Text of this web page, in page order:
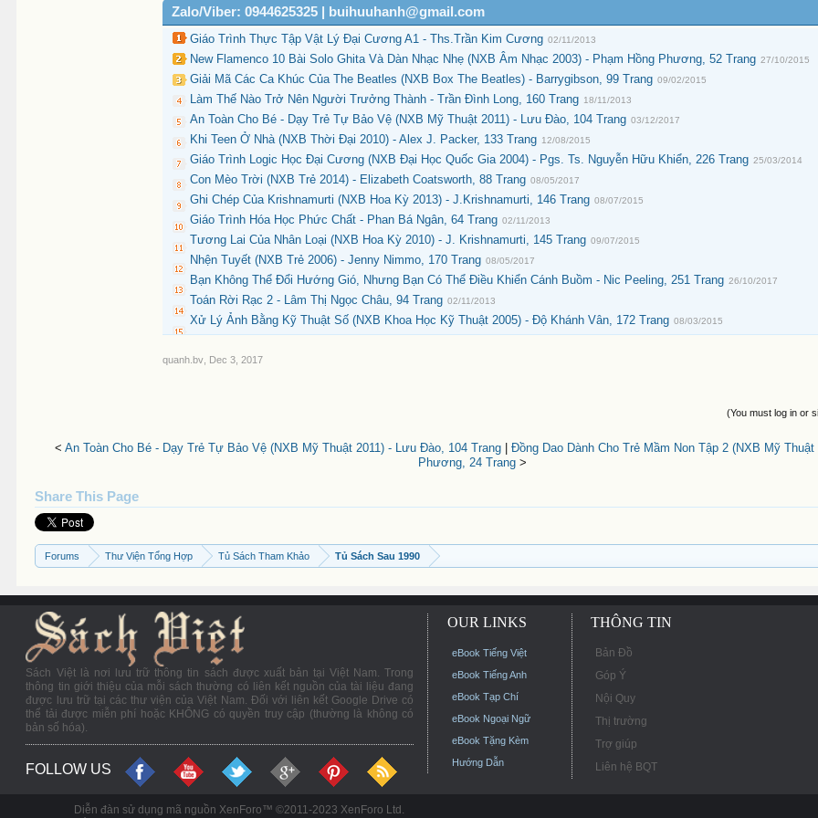
Zalo/Viber: 0944625325 | buihuuhanh@gmail.com
Giáo Trình Thực Tập Vật Lý Đại Cương A1 - Ths.Trần Kim Cương 02/11/2013
New Flamenco 10 Bài Solo Ghita Và Dàn Nhạc Nhẹ (NXB Âm Nhạc 2003) - Phạm Hồng Phương, 52 Trang 27/10/2015
Giải Mã Các Ca Khúc Của The Beatles (NXB Box The Beatles) - Barrygibson, 99 Trang 09/02/2015
Làm Thế Nào Trở Nên Người Trưởng Thành - Trần Đình Long, 160 Trang 18/11/2013
An Toàn Cho Bé - Dạy Trẻ Tự Bảo Vệ (NXB Mỹ Thuật 2011) - Lưu Đào, 104 Trang 03/12/2017
Khi Teen Ở Nhà (NXB Thời Đại 2010) - Alex J. Packer, 133 Trang 12/08/2015
Giáo Trình Logic Học Đại Cương (NXB Đại Học Quốc Gia 2004) - Pgs. Ts. Nguyễn Hữu Khiển, 226 Trang 25/03/2014
Con Mèo Trời (NXB Trẻ 2014) - Elizabeth Coatsworth, 88 Trang 08/05/2017
Ghi Chép Của Krishnamurti (NXB Hoa Kỳ 2013) - J.Krishnamurti, 146 Trang 08/07/2015
Giáo Trình Hóa Học Phức Chất - Phan Bá Ngân, 64 Trang 02/11/2013
Tương Lai Của Nhân Loại (NXB Hoa Kỳ 2010) - J. Krishnamurti, 145 Trang 09/07/2015
Nhện Tuyết (NXB Trẻ 2006) - Jenny Nimmo, 170 Trang 08/05/2017
Bạn Không Thể Đổi Hướng Gió, Nhưng Bạn Có Thể Điều Khiển Cánh Buồm - Nic Peeling, 251 Trang 26/10/2017
Toán Rời Rạc 2 - Lâm Thị Ngọc Châu, 94 Trang 02/11/2013
Xử Lý Ảnh Bằng Kỹ Thuật Số (NXB Khoa Học Kỹ Thuật 2005) - Độ Khánh Vân, 172 Trang 08/03/2015
quanh.bv Dec 3, 2017
(You must log in or
< An Toàn Cho Bé - Dạy Trẻ Tự Bảo Vệ (NXB Mỹ Thuật 2011) - Lưu Đào, 104 Trang| Đồng Dao Dành Cho Trẻ Mầm Non Tập 2 (NXB Mỹ Thuật
Phương, 24 Trang>
Share This Page
Forums Thư Viện Tổng Hợp Tủ Sách Tham Khảo Tủ Sách Sau 1990
Sách Việt là nơi lưu trữ thông tin sách được xuất bản tại Việt Nam. Trong
thông tin giới thiệu của mỗi sách thường có liên kết nguồn của tài liệu đang
được lưu trữ tại các thư viện của Việt Nam. Đối với liên kết Google Drive có
thể tải được miễn phí hoặc KHÔNG có quyền truy cập (thường là không có
bản số hóa).
FOLLOW US
OUR LINKS
eBook Tiếng Việt
eBook Tiếng Anh
eBook Tạp Chí
eBook Ngoại Ngữ
eBook Tặng Kèm
Hướng Dẫn
THÔNG TIN
Bản Đồ
Góp Ý
Nội Quy
Thị trường
Trợ giúp
Liên hệ BQT
Diễn đàn sử dụng mã nguồn XenForo™ ©2011-2023 XenForo Ltd.